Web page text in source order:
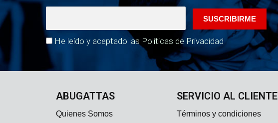
He leído y aceptado las Políticas de Privacidad
ABUGATTAS
Quienes Somos
SERVICIO AL CLIENTE
Términos y condiciones